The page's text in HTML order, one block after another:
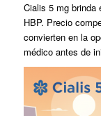
Cialis 5 mg brinda
HBP. Precio
convierten en la
médico antes de